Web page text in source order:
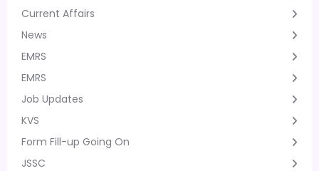
Current Affairs
News
EMRS
EMRS
Job Updates
KVS
Form Fill-up Going On
JSSC